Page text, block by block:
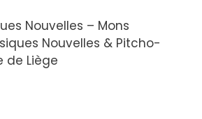
Nouvelles – Mons
Nouvelles & Pitcho-
de Liège